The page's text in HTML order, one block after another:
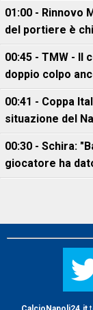
01:00 - Rinnovo
del portiere è
00:45 - TMW - Il
doppio colpo
00:41 - Coppa
situazione del
00:30 - Schira:
giocatore ha